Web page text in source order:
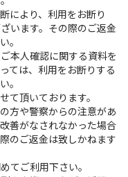
により、利用をお断り
います。その際のご返金
。
本人確認に関する資料を
ては、利用をお断りする
。
て頂いております。
方や警察からの注意があ
善がなされなかった場合
のご返金は致しかねます
てご利用下さい。